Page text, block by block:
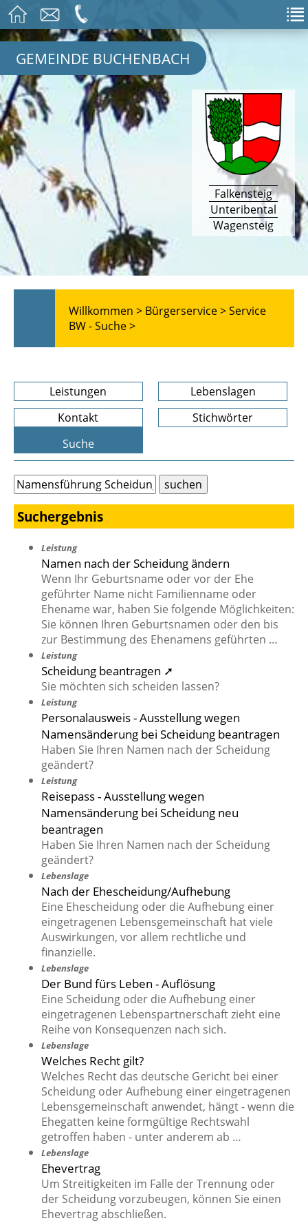
GEMEINDE BUCHENBACH
Falkensteig
Unteribental
Wagensteig
Willkommen > Bürgerservice >Service
BW - Suche >
Leistungen
Lebenslagen
Kontakt
Stichwörter
Suche
Suchergebnis
Leistung
Namen nach der Scheidung ändern
Wenn Ihr Geburtsname oder vor der Ehe
geführter Name nicht Familienname oder
Ehename war, haben Sie folgende Möglichkeiten:
Sie können Ihren Geburtsnamen oder den bis
zur Bestimmung des Ehenamens geführten …
Leistung
Scheidung beantragen ➚
Sie möchten sich scheiden lassen?
Leistung
Personalausweis - Ausstellung wegen
Namensänderung bei Scheidung beantragen
Haben Sie Ihren Namen nach der Scheidung
geändert?
Leistung
Reisepass - Ausstellung wegen
Namensänderung bei Scheidung neu
beantragen
Haben Sie Ihren Namen nach der Scheidung
geändert?
Lebenslage
Nach der Ehescheidung/Aufhebung
Eine Ehescheidung oder die Aufhebung einer
eingetragenen Lebensgemeinschaft hat viele
Auswirkungen, vor allem rechtliche und
finanzielle.
Lebenslage
Der Bund fürs Leben - Auflösung
Eine Scheidung oder die Aufhebung einer
eingetragenen Lebenspartnerschaft zieht eine
Reihe von Konsequenzen nach sich.
Lebenslage
Welches Recht gilt?
Welches Recht das deutsche Gericht bei einer
Scheidung oder Aufhebung einer eingetragenen
Lebensgemeinschaft anwendet, hängt - wenn die
Ehegatten keine formgültige Rechtswahl
getroffen haben - unter anderem ab …
Lebenslage
Ehevertrag
Um Streitigkeiten im Falle der Trennung oder
der Scheidung vorzubeugen, können Sie einen
Ehevertrag abschließen.